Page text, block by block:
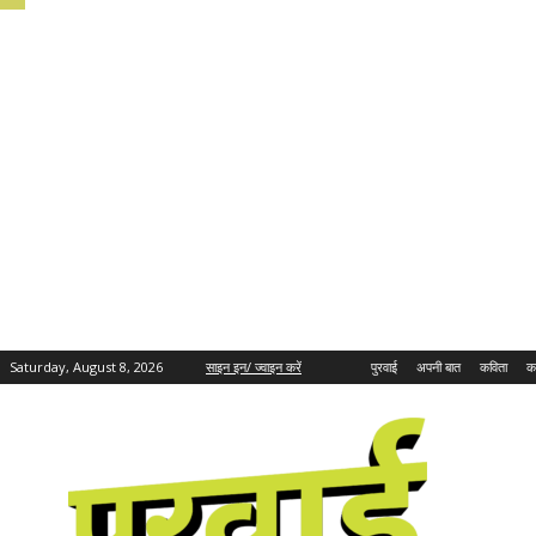
Saturday, August 8, 2026 साइन इन/ ज्वाइन करें पुरवाई अपनी बात कविता